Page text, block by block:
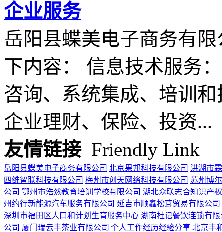
企业服务
岳阳县蝶美电子商务有
下内容： 信息技术服务
咨询、系统集成、培训
企业理财、保险、投资...
友情链接Friendly Link
岳阳县蝶美电子商务有限公司 北京果邦科技有限公司 洪湖市
四维智联科技有限公司 梅州市创天网络科技有限公司 苏州博
公司 鄂州市浩然教育培训学校有限公司 湖北众联志合知识产
州约行新能源汽车服务有限公司 延吉市顺鑫松茸贸易有限公司
深圳市福田区人口和计划生育服务中心 湖南杜记餐饮连锁有限
公司 厦门瑞云丰茶业有限公司 个人工作经历经验分享 北京丰